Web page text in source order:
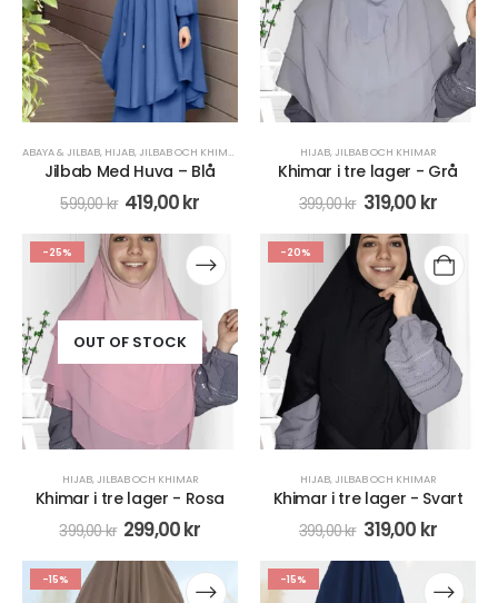
ABAYA & JILBAB, HIJAB,JILBAB OCH KHIMAR KLÄNNINGAR & KJOLAR,SPORT
Jilbab Med Huva – Blå
599,00kr 419,00kr
HIJAB,JILBAB OCH KHIMAR
Khimar i tre lager - Grå
399,00kr 319,00 kr
-25%
OUT OF STOCK
HIJAB,JILBAB OCH KHIMAR
Khimar i tre lager - Rosa
399,00kr 299,00kr
-20%
HIJAB,JILBAB OCH KHIMAR
Khimar i tre lager - Svart
399,00kr 319,00 kr
-15% -15%